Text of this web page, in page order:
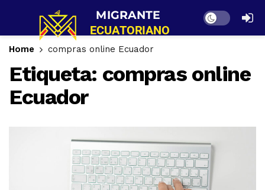
Dark mode
Home compras online Ecuador
Etiqueta: compras online
Ecuador